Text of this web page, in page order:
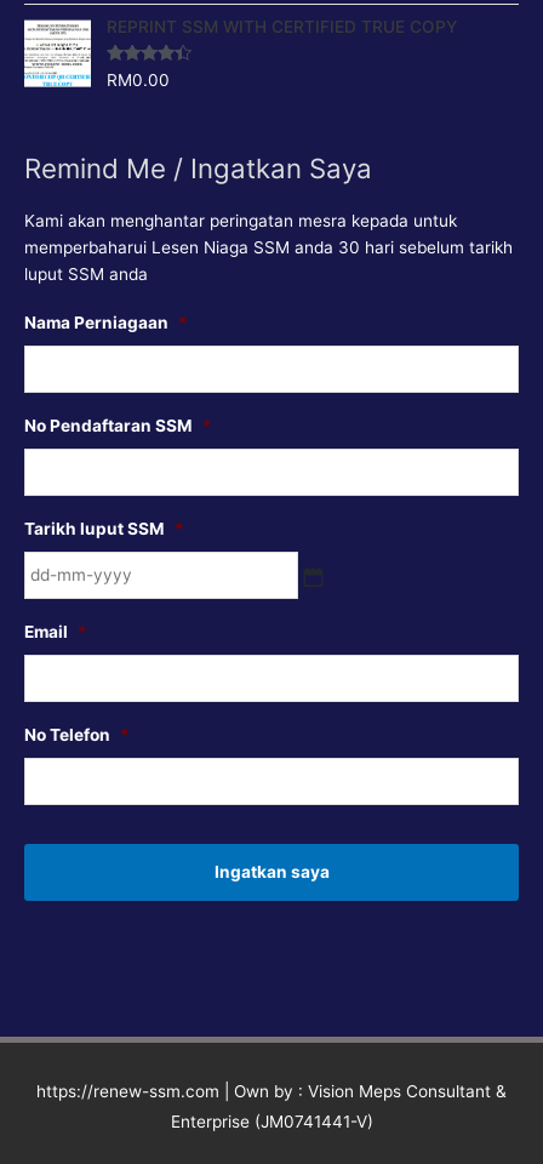
out of 5
REPRINT SSM WITH CERTIFIED TRUE COPY
Rated4.17
RM0.00
Remind Me / Ingatkan Saya
Kami akan menghantar peringatan mesra kepada untuk
memperbaharui Lesen Niaga SSM anda 30 hari sebelum tarikh
luput SSM anda
Nama Perniagaan *
No Pendaftaran SSM *
Tarikh luput SSM *
DD
dash
YYYY
Email *
No Telefon *
https://renew-ssm.com | Own by : Vision Meps Consultant &
Enterprise (JM0741441-V)